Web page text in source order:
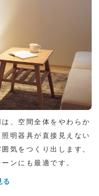
、空間全体をやわらか
明器具が直接見えない
気をつくり出します。
ンにも最適です。
る